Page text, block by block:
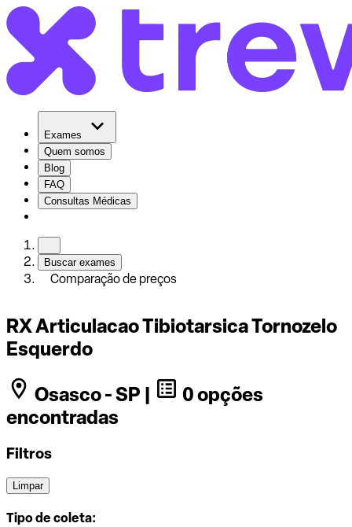
Exames
Quem somos
Blog
FAQ
Consultas Médicas
Buscar exames
Comparação de preços
RX Articulacao Tibiotarsica Tornozelo
Esquerdo
Osasco - SP |
0 opções
encontradas
Filtros
Limpar
Tipo de coleta: